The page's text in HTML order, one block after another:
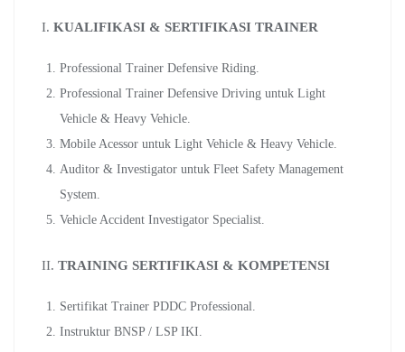
I. KUALIFIKASI & SERTIFIKASI TRAINER
Professional Trainer Defensive Riding.
Professional Trainer Defensive Driving untuk Light
Vehicle & Heavy Vehicle.
Mobile Acessor untuk Light Vehicle & Heavy Vehicle.
Auditor & Investigator untuk Fleet Safety Management
System.
Vehicle Accident Investigator Specialist.
II. TRAINING SERTIFIKASI & KOMPETENSI
Sertifikat Trainer PDDC Professional.
Instruktur BNSP / LSP IKI.